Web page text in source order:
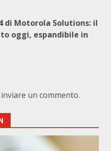
di Motorola Solutions: il
oggi, espandibile in
un commento.